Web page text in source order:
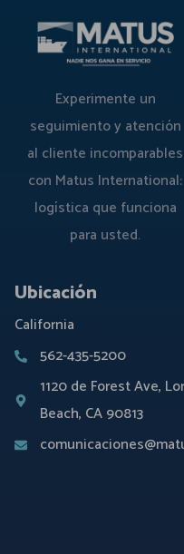
Experimente un
seguimiento y atención
al cliente incomparables
con Matus International:
logística que funciona
para usted.
Ubicación
California
562-435-5200
1120 de Forest Ave,
Beach, CA 90813